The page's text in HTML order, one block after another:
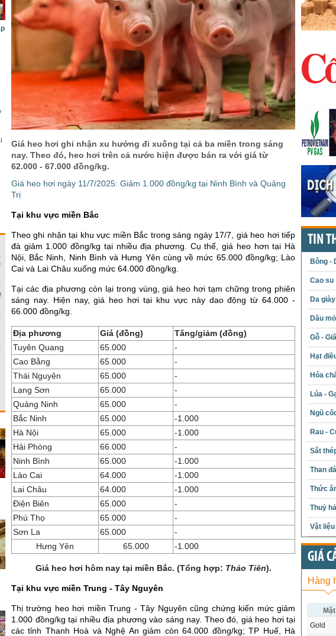
Giá heo hơi ghi nhận xu hướng đi xuống tại cả ba miền trong sáng
nay. Theo đó, heo hơi trên cả nước hiện được bán ra với giá từ
62.000 - 67.000 đồng/kg.
Giá heo hơi ngày 11/7/2025: Giảm 1.000 đồng/kg tại Ninh Bình và Quảng
Trị
Tại khu vực miền Bắc
Theo ghi nhận tại khu vực miền Bắc trong sáng ngày 17/7, giá heo hơi tiếp
đà giảm 1.000 đồng/kg tại nhiều địa phương. Cụ thể, giá heo hơn tại Hà
Nội, Bắc Ninh, Ninh Bình và Hưng Yên cùng về mức 65.000 đồng/kg; Lào
Cai và Lai Châu xuống mức 64.000 đồng/kg.
Tại các địa phương còn lại trong vùng, giá heo hơi tạm chững trong phiên
sáng nay. Hiện nay, giá heo hơi tại khu vực này dao động từ 64.000 -
66.000 đồng/kg.
Địa phương Giá (đồng)
Tăng/giảm (đồng)
Tuyên Quang
65.000
-
Cao Bằng
65.000
-
Thái Nguyên
65.000
-
Lạng Sơn
65.000
-
Quảng Ninh
65.000
-
Bắc Ninh
65.000
-1.000
Hà Nội
65.000
-1.000
Hải Phòng
66.000
-
Ninh Bình
65.000
-1.000
Lào Cai
64.000
-1.000
Lai Châu
64.000
-1.000
Điện Biên
65.000
-
Phú Thọ
65.000
-
Sơn La
65.000
-
Hưng Yên
65.000 -1.000
Giá heo hơi hôm nay tại miền Bắc. (Tổng hợp: Thảo Tiên).
Tại khu vực miền Trung - Tây Nguyên
Thị trường heo hơi miền Trung - Tây Nguyên cũng chứng kiến mức giảm
1.000 đồng/kg tại nhiều địa phương vào sáng nay. Theo đó, giá heo hơi tại
các tỉnh Thanh Hoà và Nghệ An giảm còn 64.000 đồng/kg; TP Huế, Hà
TIN
Bông -
Cao su
Da giày
Dầu
Gỗ -
Hạt
Hóa
Lúa -
Ngũ
Rau -
Sắt
Than đá
Thức
Thuỷ
Vật
GIÁ
Hàng
Gold